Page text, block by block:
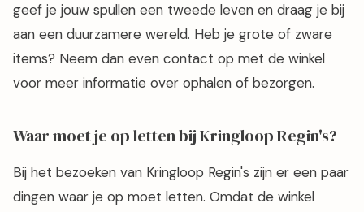
geef je jouw spullen een tweede leven en draag je bij
aan een duurzamere wereld. Heb je grote of zware
items? Neem dan even contact op met de winkel
voor meer informatie over ophalen of bezorgen.
Waar moet je op letten bij Kringloop Regin's?
Bij het bezoeken van Kringloop Regin's zijn er een paar
dingen waar je op moet letten. Omdat de winkel